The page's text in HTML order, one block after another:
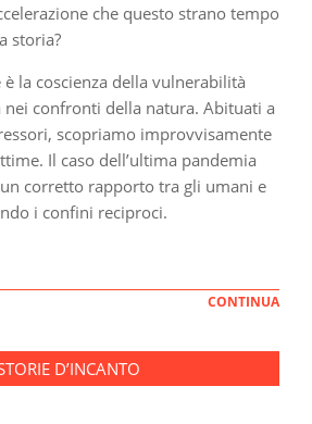
che questo strano tempo
storia?
la coscienza della vulnerabilità
nei confronti della natura. Abituati a
scopriamo improvvisamente
Il caso dell’ultima pandemia
corretto rapporto tra gli umani e
i confini reciproci.
CONTINUA
D’INCANTO